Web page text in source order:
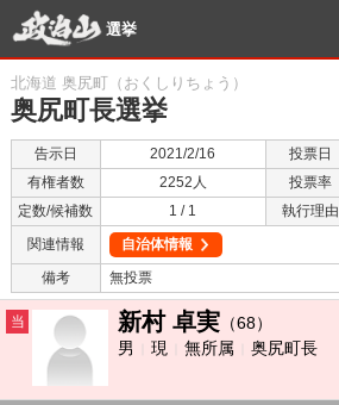
選挙
北海道 奥尻町（おくしりちょう）
奥尻町長選挙
告示日 2021/2/16 投票日
有権者数
2252人 投票率
定数/候補数
1 / 1 執行理由
関連情報
自治体情報
備考
無投票
当 新村 卓実 （68）
男
現 無所属 奥尻町長